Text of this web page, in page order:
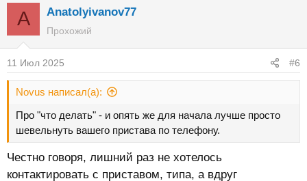
A Anatolyivanov77
Прохожий
11 Июл 2025 #6
Novus написал(а):
Про "что делать" - и опять же для начала лучше просто
шевельнуть вашего пристава по телефону.
Честно говоря, лишний раз не хотелось
контактировать с приставом, типа, а вдруг